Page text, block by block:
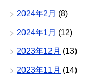
2024年2月 (8)
2024年1月 (12)
2023年12月 (13)
2023年11月 (14)